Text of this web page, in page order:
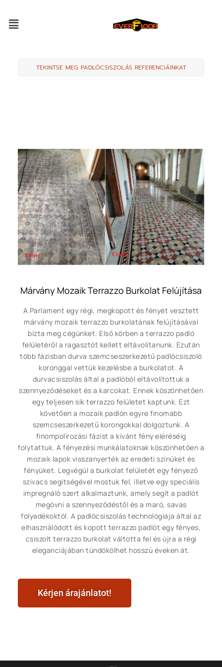
TEKINTSE MEG PADLÓCSISZOLÁS REFERENCIÁINKAT
Márvány Mozaik Terrazzo Burkolat Felújítása
A Parlament egy régi, megkopott és fényét vesztett
márvány mozaik terrazzo burkolatának felújításával
bízta meg cégünket. Első körben a terrazzo padló
felületéről a ragasztót kellett eltávolítanunk. Ezután
több fázisban durva szemcseszerkezetű padlócsiszoló
koronggal vettük kezelésbe a burkolatot. A
durvacsiszolás által a padlóból eltávolítottuk a
szennyeződéseket és a karcokat. Ennek köszönhetően
egy teljesen sík terrazzo felületet kaptunk. Ezt
követően a mozaik padlón egyre finomabb
szemcseszerkezetű korongokkal dolgoztunk. A
finompolírozási fázist a kívánt fény eléréséig
folytattuk. A fényezési munkálatoknak köszönhetően a
mozaik lapok visszanyerték az eredeti színüket és
fényüket. Legvégül a burkolat felületét egy fényező
szivacs segítségével mostuk fel, illetve egy speciális
impregnáló szert alkalmaztunk, amely segít a padlót
megóvni a szennyeződéstől és a maró, savas
folyadékoktól. A padlócsiszolás technológiája által az
elhasználódott és kopott terrazzo padlót egy fényes,
csiszolt terrazzo burkolat váltotta fel és újra a régi
eleganciájában tündökölhet hosszú éveken át.
Kérjen árajánlatot!